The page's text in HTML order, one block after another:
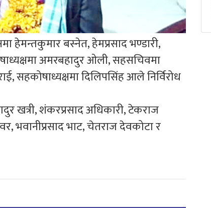
हेमन्तकुमार बस्नेत, हेमप्रसाद भण्डारी,
अमरबहादुर ओली, सहसचिवमा
सहकोषाध्यक्षमा दिलिपसिंह आले निर्विरोध
खत्री, शंकरप्रसाद अधिकारी, टेकराज
भवानीप्रसाद भाट, चेतराज देवकोटा र